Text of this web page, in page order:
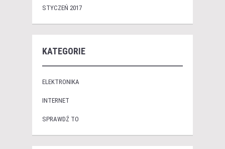
STYCZEŃ 2017
KATEGORIE
ELEKTRONIKA
INTERNET
SPRAWDŹ TO